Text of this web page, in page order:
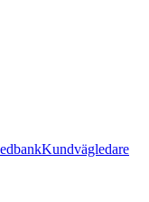
Kundvägledare